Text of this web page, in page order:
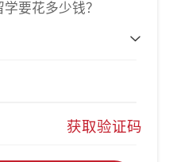
要花多少钱？
获取验证码